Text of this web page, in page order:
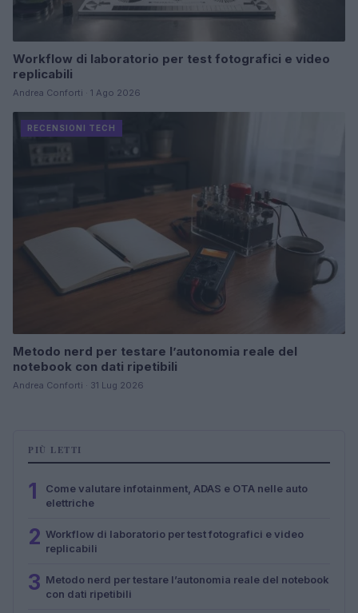
Workflow di laboratorio per test fotografici e video
replicabili
Andrea Conforti · 1 Ago 2026
RECENSIONI TECH
Metodo nerd per testare l’autonomia reale del
notebook con dati ripetibili
Andrea Conforti · 31 Lug 2026
PIÙ LETTI
1
Come valutare infotainment, ADAS e OTA nelle auto
elettriche
2 Workflow di laboratorio per test fotografici e video
replicabili
3 Metodo nerd per testare l’autonomia reale del notebook
con dati ripetibili